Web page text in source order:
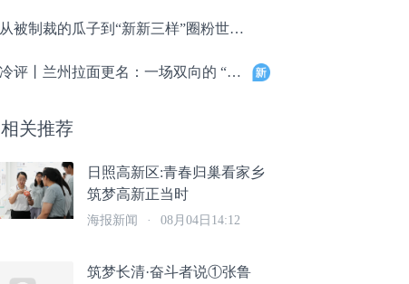
从被制裁的瓜子到“新新三样”圈粉世界 “中国智造”硬核突围
冷评丨兰州拉面更名：一场双向的 “解绑与自立”
相关推荐
日照高新区:青春归巢看家乡
筑梦高新正当时
海报新闻 · 08月04日14:12
筑梦长清·奋斗者说①张鲁